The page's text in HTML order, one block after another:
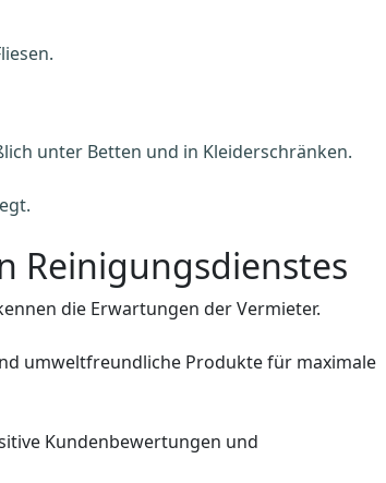
unter Betten und in Kleiderschränken.
Reinigungsdienstes
die Erwartungen der Vermieter.
umweltfreundliche Produkte für maximale
Kundenbewertungen und